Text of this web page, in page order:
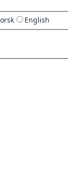
English